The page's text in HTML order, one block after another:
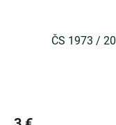
ČS 1973 /